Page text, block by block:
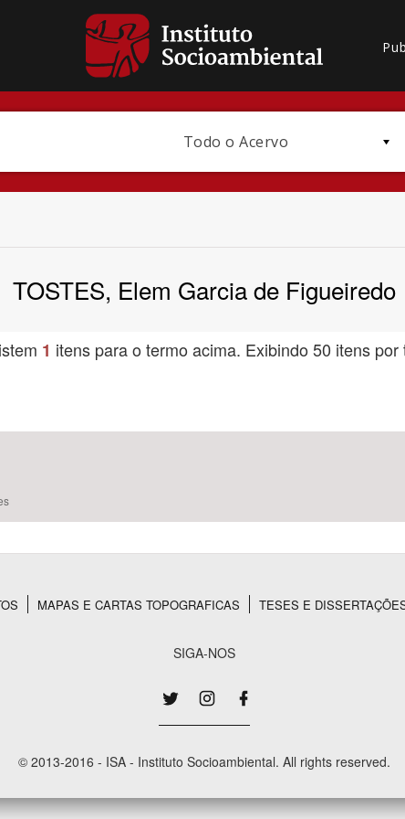
Todo o Acervo
TOSTES, Elem Garcia de Figueiredo
1 itens para o termo acima. Exibindo 50 itens por
MAPAS E CARTAS TOPOGRAFICAS TESES E
SIGA-NOS
© 2013-2016 - ISA - Instituto Socioambiental. All rights reserved.